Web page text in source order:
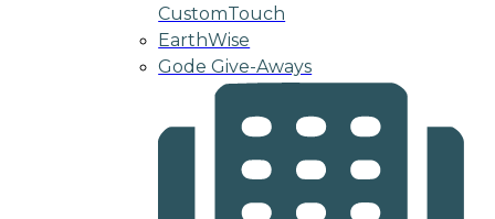
CustomTouch
EarthWise
Gode Give-Aways